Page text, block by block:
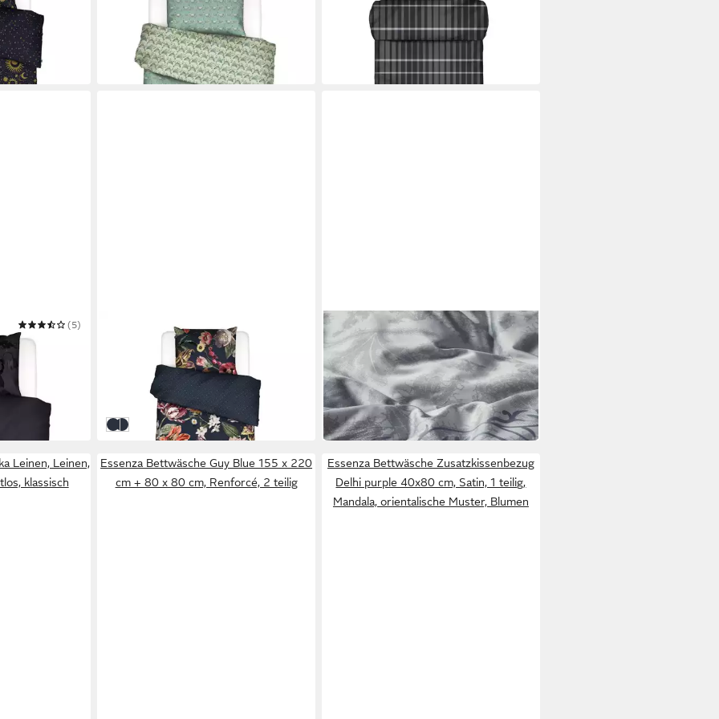
in 2-3 Werktagen bei dir
0 x 0 cm B/L
ab 14,95 € UVP29,95 €
(5)
Bettwäsche Filou Dark Blue Satin
B/L
UVP 89,95 €
in 2-3 Werktagen bei dir
Dunkelblau, Rosa, Grün
Dark Blue
ESSENZA
Bettwäsche Maere Hazy Blue 135 x
200 cm
135 x 200 cm B/L
129,95 €
in 2-3 Werktagen bei dir
Leinen, Leinen,
klassisch
Essenza Bettwäsche Guy Blue 155 x 220
cm + 80 x 80 cm, Renforcé, 2 teilig
Essenza Bettwäsche Zusatzkissenbezug
Delhi purple 40x80 cm, Satin, 1 teilig,
Mandala, orientalische Muster, Blumen